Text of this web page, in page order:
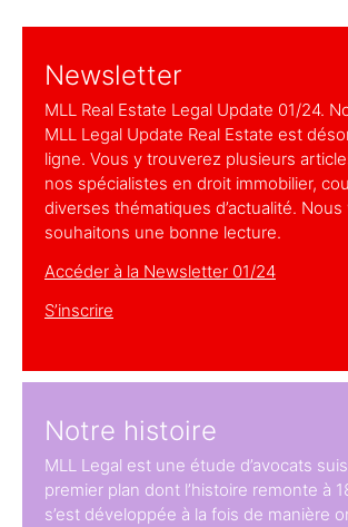
Newsletter
MLL Real Estate Legal Update 01/24.
MLL Legal Update Real Estate est
ligne. Vous y trouverez plusieurs
nos spécialistes en droit immobilier,
diverses thématiques d’actualité.
souhaitons une bonne lecture.
Accéder à la Newsletter 01/24
S’inscrire
Notre histoire
MLL Legal est une étude d’avocats
premier plan dont l’histoire remonte à
s’est développée à la fois de manière